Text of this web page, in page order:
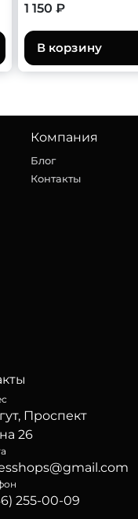
1 150 ₽
В корзину
Компания
Блог
Контакты
Проспект
26
255-00-09